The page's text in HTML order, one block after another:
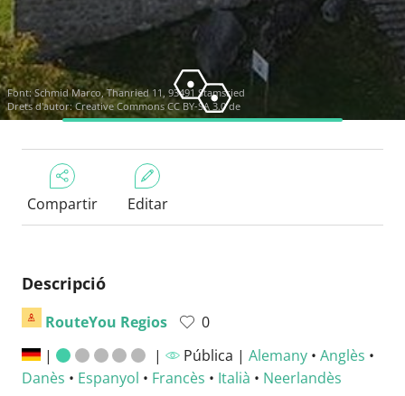
Font:Schmid Marco, Thanried 11, 93491 Stamsried
Drets d'autor:Creative Commons CC BY-SA 3.0 de
Compartir Editar
Descripció
RouteYou Regios
0
|
| Pública | Alemany• Anglès •
Danès • Espanyol • Francès • Italià • Neerlandès